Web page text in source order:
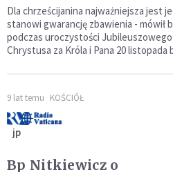
Dla chrześcijanina najważniejsza jest
stanowi gwarancję zbawienia - mówił
podczas uroczystości
Chrystusa za Króla i Pana 20 listopada
9 lat temu KOŚCIÓŁ
jp
Bp Nitkiewicz o